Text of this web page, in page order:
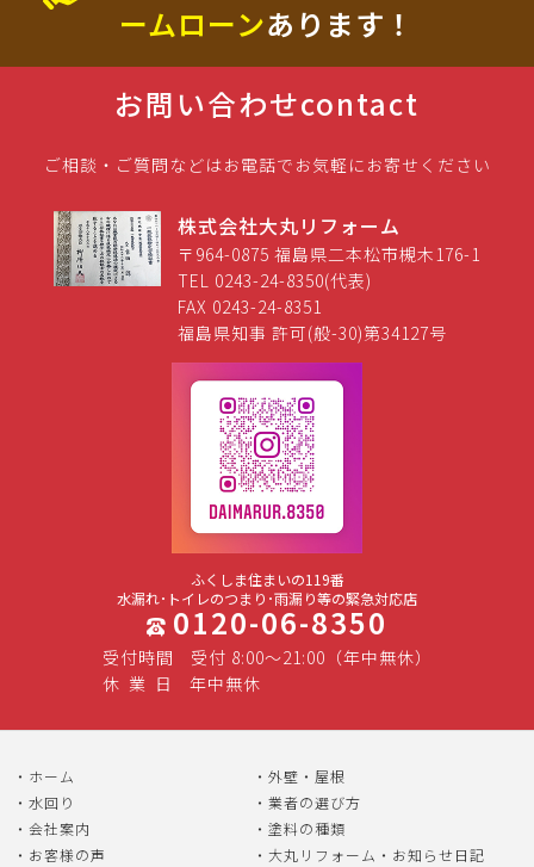
ームローンあります！
お問い合わせcontact
ご相談・ご質問などはお電話でお気軽にお寄せください
株式会社大丸リフォーム
〒964-0875 福島県二本松市槻木176-1
TEL 0243-24-8350(代表)
FAX 0243-24-8351
福島県知事 許可(般-30)第34127号
ふくしま住まいの119番
水漏れ･トイレのつまり･雨漏り等の緊急対応店
0120-06-8350
受付時間
受付 8:00～21:00（年中無休）
休 業 日 年中無休
ホーム
外壁・屋根
水回り
業者の選び方
会社案内
塗料の種類
お客様の声
大丸リフォーム・お知らせ日記